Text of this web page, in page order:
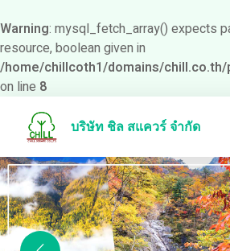
Warning: mysql_fetch_array() expects
resource, boolean given in
/home/chillcoth1/domains/
on line 8
บริษัท ชิล สแควร์ จำกัด